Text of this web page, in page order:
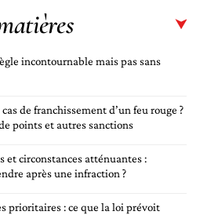
incontournable mais pas sans
de franchissement d’un feu rouge ?
points et autres sanctions
et circonstances atténuantes :
après une infraction ?
prioritaires : ce que la loi prévoit